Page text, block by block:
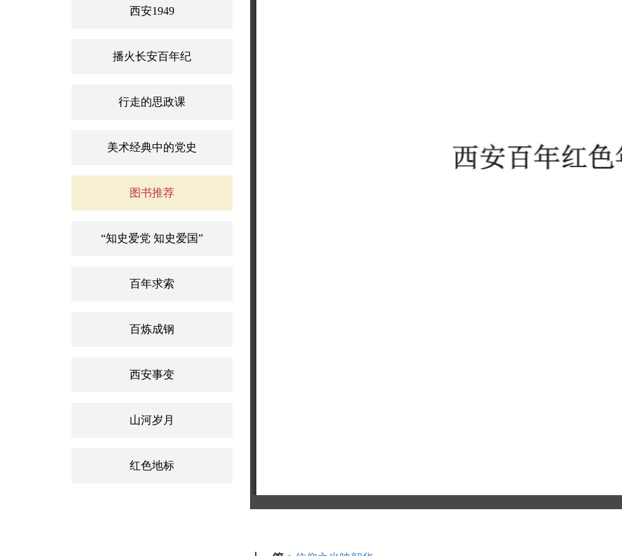
西安1949
播火长安百年纪
行走的思政课
美术经典中的党史
图书推荐
“知史爱党 知史爱国”
百年求索
百炼成钢
西安事变
山河岁月
红色地标